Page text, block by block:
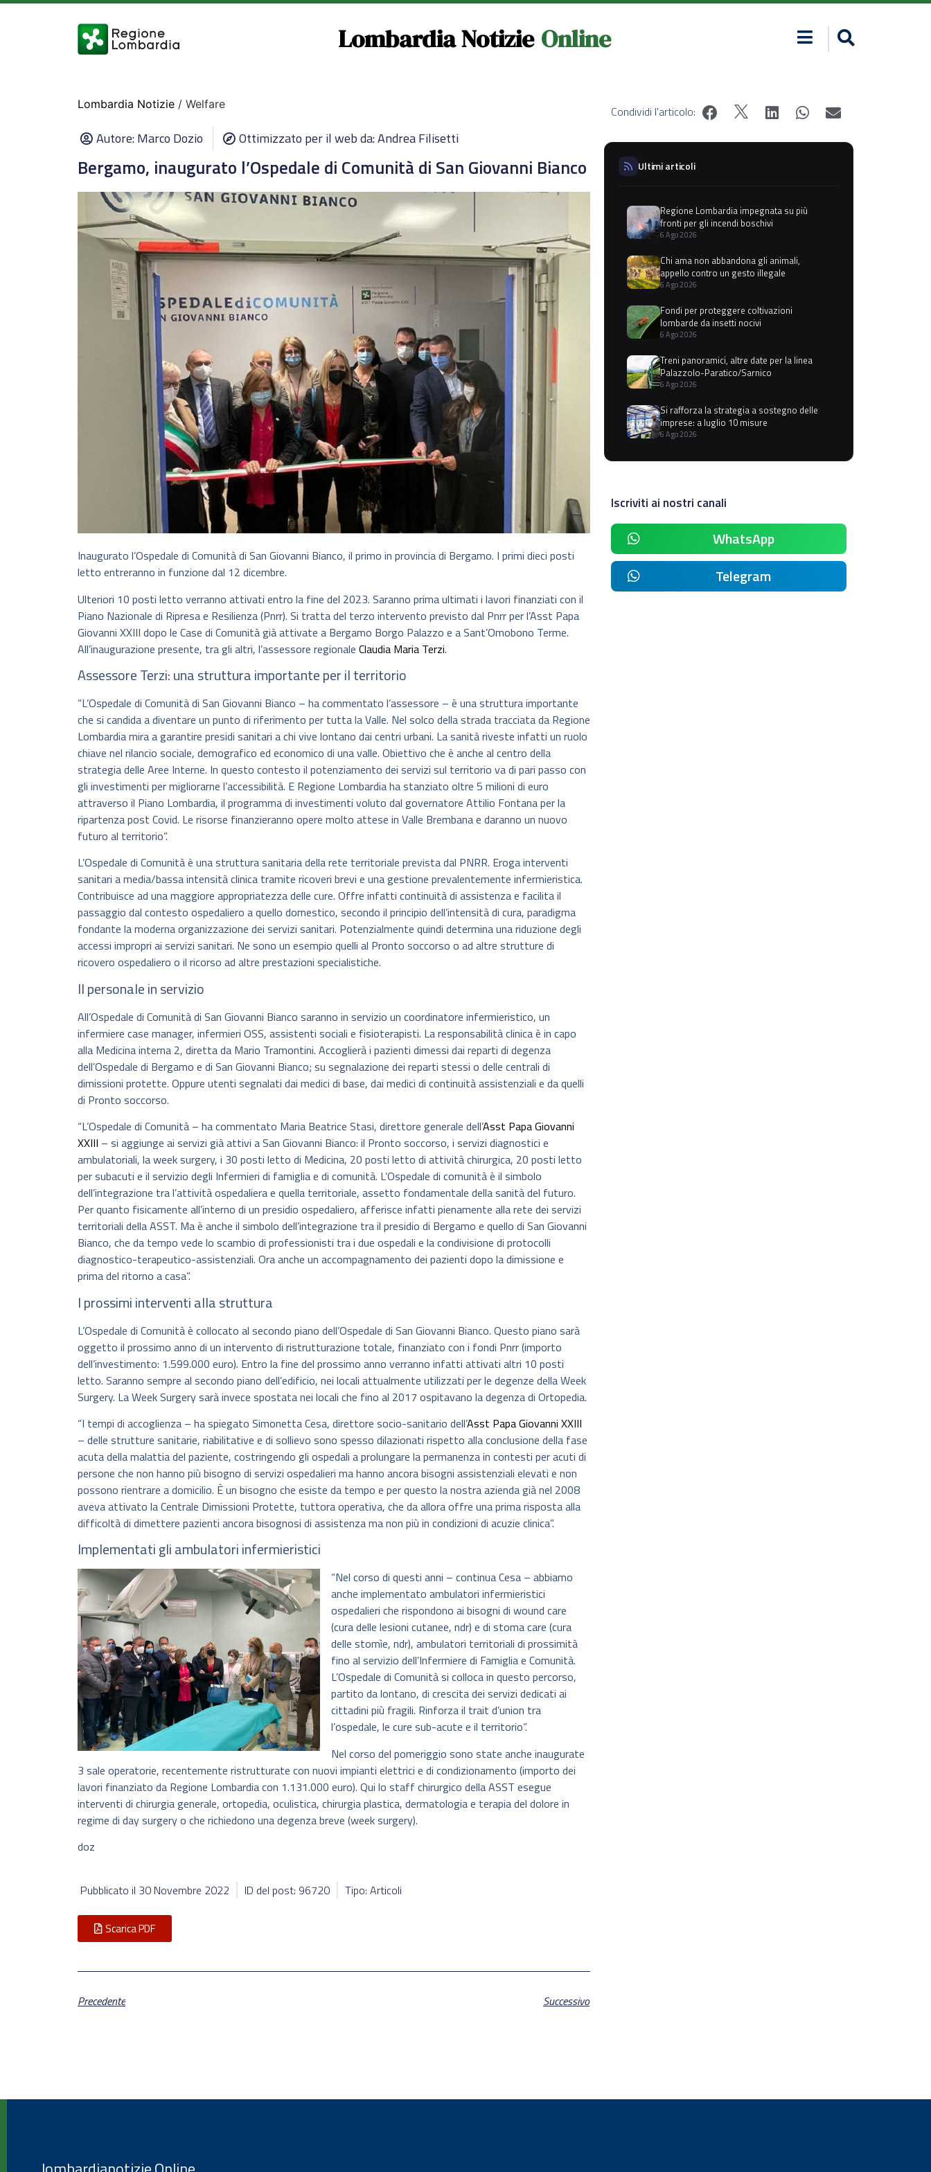
Lombardia Notizie Online
Lombardia Notizie / Welfare
Autore:Marco Dozio Ottimizzato per il web da: Andrea Filisetti
Bergamo, inaugurato l’Ospedale di Comunità di San Giovanni Bianco
Inaugurato l’Ospedale di Comunità di San Giovanni Bianco, il primo in provincia di Bergamo. I primi dieci posti
letto entreranno in funzione dal 12 dicembre.
Ulteriori 10 posti letto verranno attivati entro la fine del 2023. Saranno prima ultimati i lavori finanziati con il
Piano Nazionale di Ripresa e Resilienza (Pnrr). Si tratta del terzo intervento previsto dal Pnrr per l’Asst Papa
Giovanni XXIII dopo le Case di Comunità già attivate a Bergamo Borgo Palazzo e a Sant’Omobono Terme.
All’inaugurazione presente, tra gli altri, l’assessore regionale Claudia Maria Terzi.
Assessore Terzi: una struttura importante per il territorio
“L’Ospedale di Comunità di San Giovanni Bianco – ha commentato l’assessore – è una struttura importante
che si candida a diventare un punto di riferimento per tutta la Valle. Nel solco della strada tracciata da Regione
Lombardia mira a garantire presidi sanitari a chi vive lontano dai centri urbani. La sanità riveste infatti un ruolo
chiave nel rilancio sociale, demografico ed economico di una valle. Obiettivo che è anche al centro della
strategia delle Aree Interne. In questo contesto il potenziamento dei servizi sul territorio va di pari passo con
gli investimenti per migliorarne l’accessibilità. E Regione Lombardia ha stanziato oltre 5 milioni di euro
attraverso il Piano Lombardia, il programma di investimenti voluto dal governatore Attilio Fontana per la
ripartenza post Covid. Le risorse finanzieranno opere molto attese in Valle Brembana e daranno un nuovo
futuro al territorio”.
L’Ospedale di Comunità è una struttura sanitaria della rete territoriale prevista dal PNRR. Eroga interventi
sanitari a media/bassa intensità clinica tramite ricoveri brevi e una gestione prevalentemente infermieristica.
Contribuisce ad una maggiore appropriatezza delle cure. Offre infatti continuità di assistenza e facilita il
passaggio dal contesto ospedaliero a quello domestico, secondo il principio dell’intensità di cura, paradigma
fondante la moderna organizzazione dei servizi sanitari. Potenzialmente quindi determina una riduzione degli
accessi impropri ai servizi sanitari. Ne sono un esempio quelli al Pronto soccorso o ad altre strutture di
ricovero ospedaliero o il ricorso ad altre prestazioni specialistiche.
Il personale in servizio
All’Ospedale di Comunità di San Giovanni Bianco saranno in servizio un coordinatore infermieristico, un
infermiere case manager, infermieri OSS, assistenti sociali e fisioterapisti. La responsabilità clinica è in capo
alla Medicina interna 2, diretta da Mario Tramontini. Accoglierà i pazienti dimessi dai reparti di degenza
dell’Ospedale di Bergamo e di San Giovanni Bianco; su segnalazione dei reparti stessi o delle centrali di
dimissioni protette. Oppure utenti segnalati dai medici di base, dai medici di continuità assistenziali e da quelli
di Pronto soccorso.
“L’Ospedale di Comunità – ha commentato Maria Beatrice Stasi, direttore generale dell’Asst Papa Giovanni
XXIII – si aggiunge ai servizi già attivi a San Giovanni Bianco: il Pronto soccorso, i servizi diagnostici e
ambulatoriali, la week surgery, i 30 posti letto di Medicina, 20 posti letto di attività chirurgica, 20 posti letto
per subacuti e il servizio degli Infermieri di famiglia e di comunità. L’Ospedale di comunità è il simbolo
dell’integrazione tra l’attività ospedaliera e quella territoriale, assetto fondamentale della sanità del futuro.
Per quanto fisicamente all’interno di un presidio ospedaliero, afferisce infatti pienamente alla rete dei servizi
territoriali della ASST. Ma è anche il simbolo dell’integrazione tra il presidio di Bergamo e quello di San Giovanni
Bianco, che da tempo vede lo scambio di professionisti tra i due ospedali e la condivisione di protocolli
diagnostico-terapeutico-assistenziali. Ora anche un accompagnamento dei pazienti dopo la dimissione e
prima del ritorno a casa”.
I prossimi interventi alla struttura
L’Ospedale di Comunità è collocato al secondo piano dell’Ospedale di San Giovanni Bianco. Questo piano sarà
oggetto il prossimo anno di un intervento di ristrutturazione totale, finanziato con i fondi Pnrr (importo
dell’investimento: 1.599.000 euro). Entro la fine del prossimo anno verranno infatti attivati altri 10 posti
letto. Saranno sempre al secondo piano dell’edificio, nei locali attualmente utilizzati per le degenze della Week
Surgery. La Week Surgery sarà invece spostata nei locali che fino al 2017 ospitavano la degenza di Ortopedia.
“I tempi di accoglienza – ha spiegato Simonetta Cesa, direttore socio-sanitario dell’Asst Papa Giovanni XXIII
– delle strutture sanitarie, riabilitative e di sollievo sono spesso dilazionati rispetto alla conclusione della fase
acuta della malattia del paziente, costringendo gli ospedali a prolungare la permanenza in contesti per acuti di
persone che non hanno più bisogno di servizi ospedalieri ma hanno ancora bisogni assistenziali elevati e non
possono rientrare a domicilio. È un bisogno che esiste da tempo e per questo la nostra azienda già nel 2008
aveva attivato la Centrale Dimissioni Protette, tuttora operativa, che da allora offre una prima risposta alla
difficoltà di dimettere pazienti ancora bisognosi di assistenza ma non più in condizioni di acuzie clinica”.
Implementati gli ambulatori infermieristici
“Nel corso di questi anni – continua Cesa – abbiamo
anche implementato ambulatori infermieristici
ospedalieri che rispondono ai bisogni di wound care
(cura delle lesioni cutanee, ndr) e di stoma care (cura
delle stomìe, ndr), ambulatori territoriali di prossimità
fino al servizio dell’Infermiere di Famiglia e Comunità.
L’Ospedale di Comunità si colloca in questo percorso,
partito da lontano, di crescita dei servizi dedicati ai
cittadini più fragili. Rinforza il trait d’union tra
l’ospedale, le cure sub-acute e il territorio”.
Nel corso del pomeriggio sono state anche inaugurate
3 sale operatorie, recentemente ristrutturate con nuovi impianti elettrici e di condizionamento (importo dei
lavori finanziato da Regione Lombardia con 1.131.000 euro). Qui lo staff chirurgico della ASST esegue
interventi di chirurgia generale, ortopedia, oculistica, chirurgia plastica, dermatologia e terapia del dolore in
regime di day surgery o che richiedono una degenza breve (week surgery).
doz
Pubblicato il 30 Novembre 2022 ID del post: 96720 Tipo: Articoli
Scarica PDF
Precedente Successivo
Condividi l'articolo:
Ultimi articoli
Regione Lombardia impegnata su più
fronti per gli incendi boschivi
6 Ago 2026
Chi ama non abbandona gli animali,
appello contro un gesto illegale
6 Ago 2026
Fondi per proteggere coltivazioni
lombarde da insetti nocivi
6 Ago 2026
Treni panoramici, altre date per la linea
Palazzolo-Paratico/Sarnico
6 Ago 2026
Si rafforza la strategia a sostegno delle
imprese: a luglio 10 misure
6 Ago 2026
Iscriviti ai nostri canali
WhatsApp
Telegram